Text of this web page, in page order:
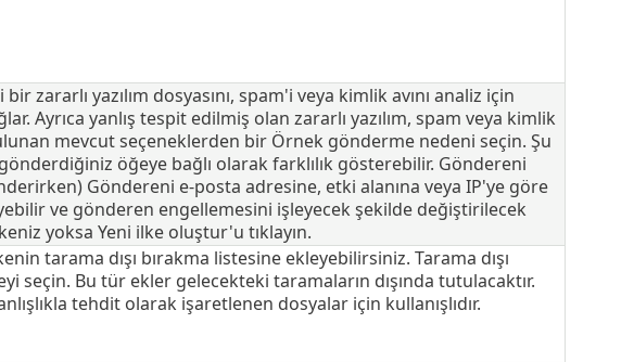
yazılım dosyasını, spam'i veya kimlik avını analiz için
Ayrıca yanlış tespit edilmiş olan zararlı yazılım, spam veya kimlik
mevcut seçeneklerden bir Örnek gönderme nedeni seçin. Şu
öğeye bağlı olarak farklılık gösterebilir. Göndereni
Göndereni e-posta adresine, etki alanına veya IP'ye göre
ve gönderen engellemesini işleyecek şekilde değiştirilecek
yoksa Yeni ilke oluştur'u tıklayın.
tarama dışı bırakma listesine ekleyebilirsiniz. Tarama dışı
seçin. Bu tür ekler gelecekteki taramaların dışında tutulacaktır.
tehdit olarak işaretlenen dosyalar için kullanışlıdır.